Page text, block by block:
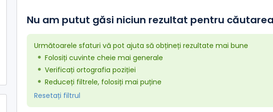
Nu am putut găsi niciun rezultat pentru
Următoarele sfaturi vă pot ajuta să obțineți rezultate mai bune
Folosiți cuvinte cheie mai generale
Verificați ortografia poziției
Reduceți filtrele, folosiți mai puține
Resetați filtrul